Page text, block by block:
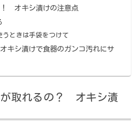
！ オキシ漬けの注意点
ときは手袋をつけて
シ漬けで食器のガンコ汚れにサ
が取れるの？ オキシ漬